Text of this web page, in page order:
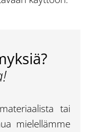
tai
mielellämme